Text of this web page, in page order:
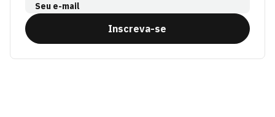
Seu e-mail
Inscreva-se